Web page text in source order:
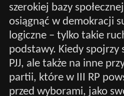
szerokiej bazy
osiągnąć w demokracji
logiczne – tylko takie
podstawy. Kiedy spojrzy
PJJ, ale także na inne
partii, które w III RP
przed wyborami, jako